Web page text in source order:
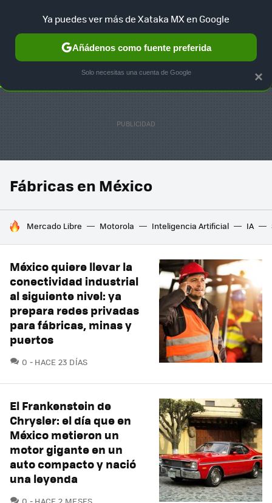
SELECCIÓN GAMING HOME AUTO TERRITORIO
Fábricas en México
HOY SE HABLA DE
Mercado Libre Motorola Inteligencia Artificial IA
México quiere llevar la
conectividad industrial
al siguiente nivel: ya
prepara redes privadas
para fábricas, minas y
puertos
0 COMENTARIOS
HACE 23 DÍAS
El Frankenstein de
Chrysler: el día que en
México metieron un
motor gigante en un
auto compacto y nació
una leyenda
COMENTARIOS
×
Ya puedes ver más de Xataka MX en Google
Añádenos como fuente preferida
Solo necesitas una cuenta de Google